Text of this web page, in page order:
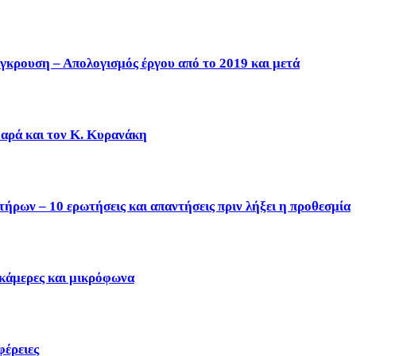
– Απολογισμός έργου από το 2019 και μετά
και τον Κ. Κυρανάκη
– 10 ερωτήσεις και απαντήσεις πριν λήξει η προθεσμία
και μικρόφωνα